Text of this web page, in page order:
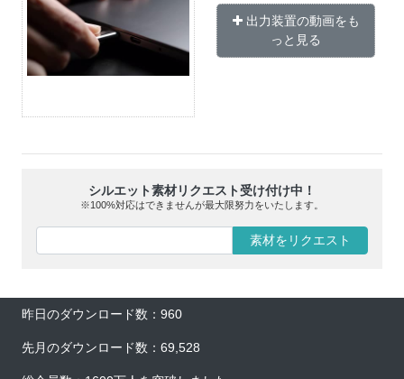
出力装置の動画をも
っと見る
シルエット素材リクエスト受け付け中！
※100%対応はできませんが最大限努力をいたします。
素材をリクエスト
昨日のダウンロード数：960
先月のダウンロード数：69,528